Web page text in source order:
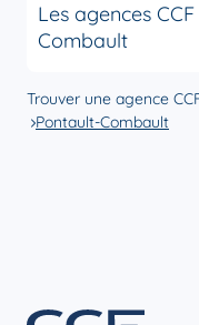
Les agences
Combault
Trouver une agence
Pontault-Combault